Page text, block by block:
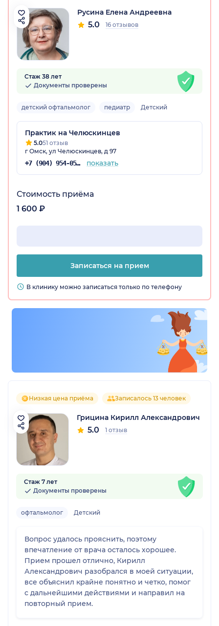
Русина Елена Андреевна
5.0 16 отзывов
Стаж 38 лет
Документы проверены
детский офтальмолог педиатр Детский
Практик на Челюскинцев
5.051 отзыв
г Омск, ул Челюскинцев, д 97
+7 (904) 954-05-64 показать
Стоимость приёма
1 600 ₽
Записаться на прием
В клинику можно записаться только по телефону
Низкая цена приёма Записалось 13 человек
Грицина Кирилл Александрович
5.0 1 отзыв
Стаж 7 лет
Документы проверены
офтальмолог Детский
Вопрос удалось прояснить, поэтому
впечатление от врача осталось хорошее.
Прием прошел отлично, Кирилл
Александрович разобрался в моей ситуации,
все объяснил крайне понятно и четко, помог
с дальнейшими действиями и направил на
повторный прием.